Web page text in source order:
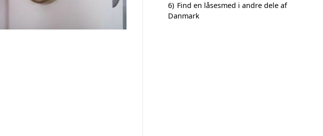
6) Find en låsesmed i andre dele af
Danmark